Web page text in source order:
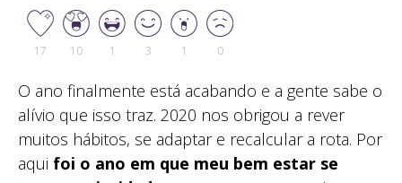
17 10 1 3 1 0
O ano finalmente está acabando e a gente sabe o
alívio que isso traz. 2020 nos obrigou a rever
muitos hábitos, se adaptar e recalcular a rota. Por
aqui foi o ano em que meu bem estar se